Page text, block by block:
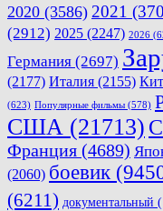
2020 (3586) 2021
(2912) 2025 (2247) 2026
Германия (2697)
(2177) Италия (2155)
(623) Популярные фильмы (578)
США (21713)
Франция (4689)
(2060) боевик
(6211) документальный